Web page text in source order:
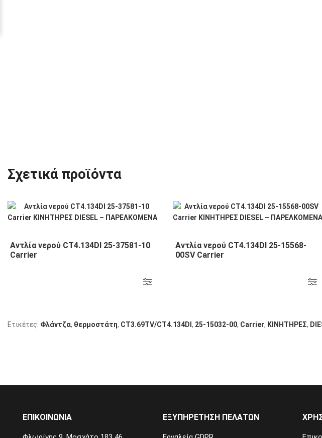
Σχετικά προϊόντα
Αντλία νερού CT4.134DI 25-37581-10
Carrier
Αντλία νερού CT4.134DI 25-15568-
00SV Carrier
Ετικέτες: Φλάντζα, θερμοστάτη, CT3.69TV/CT4.134DI , 25-15032-00, Carrier, KΙΝΗΤΗΡΕΣ,
ΕΠΙΚΟΙΝΩΝΙΑ ΕΞΥΠΗΡΕΤΗΣΗ ΠΕΛΑΤΩΝ